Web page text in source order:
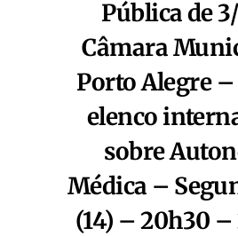
Pública de
Câmara
Porto Alegre –
elenco
sobre
Médica –
(14) – 20h30 –